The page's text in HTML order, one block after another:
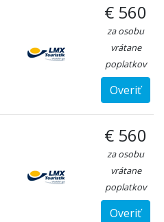
€ 560
za osobu
vrátane
poplatkov
Overiť
€ 560
za osobu
vrátane
poplatkov
Overiť